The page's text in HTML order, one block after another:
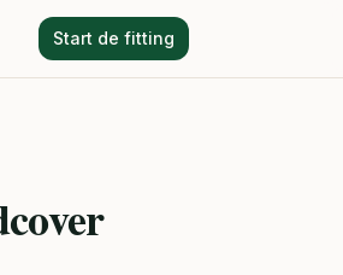
Start de fitting